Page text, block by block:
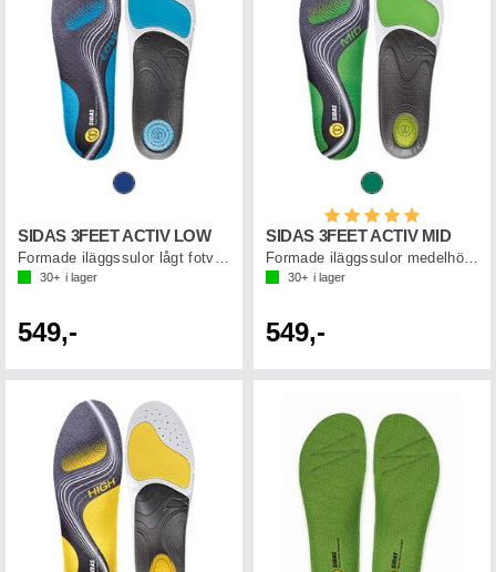
SIDAS 3FEET ACTIV LOW
Formade iläggssulor lågt fotvalv
30+ i lager
549,-
Betyg:
SIDAS 3FEET ACTIV MID
Formade iläggssulor medelhögt fotvalv
30+ i lager
549,-